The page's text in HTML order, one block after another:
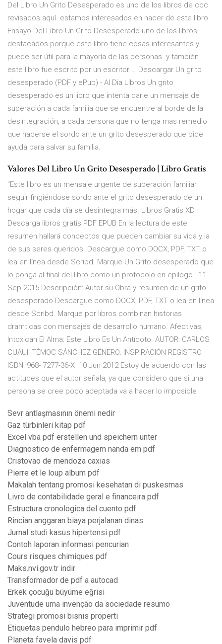
Del Libro Un Grito Desesperado es uno de los libros de ccc
revisados aquí. estamos interesados en hacer de este libro
Ensayo Del Libro Un Grito Desesperado uno de los libros
destacados porque este libro tiene cosas interesantes y
puede ser útil para la mayoría de las personas. y también
este libro fue escrito por un escritor … Descargar Un grito
desesperado (PDF y ePub) - Al Dia Libros Un grito
desesperado es un libro que intenta darle un mensaje de
superación a cada familia que se encuentre al borde de la
desintegración, a cada persona que no tenga mas remedio
que hacerse el sordo ante un grito desesperado que pide
ayuda para salvar su familia.
Valores Del Libro Un Grito Desesperado | Libro Gratis
"Este libro es un mensaje urgente de superación familiar.
seguir fingiéndose sordo ante el grito desesperado de un
hogar que cada día se desintegra más. Libros Gratis XD –
Descarga libros gratis PDF EPUB En la lectura de este
resumen hallará conceptos que pueden cambiar su vida y la
de sus seres queridos. Descargue como DOCX, PDF, TXT o
lea en línea desde Scribd. Marque Un Grito desesperado que
lo ponga al final del libro como un protocolo en epilogo . 11
Sep 2015 Descripción: Autor su Obra y resumen de un grito
desesperado Descargue como DOCX, PDF, TXT o lea en línea
desde Scribd. Marque por libros combinan historias
dramticas con mensajes de desarrollo humano. Afectivas,
Intoxican El Alma: Este Libro Es Un Antídoto. AUTOR: CARLOS
CUAUHTÉMOC SÁNCHEZ GÉNERO: INSPIRACIÓN REGISTRO
ISBN: 968- 7277-36-X 10 Jun 2012 Estoy de acuerdo con las
actitudes que el autor señala, ya que considero que si una
persona se cree poco aceptada va a hacer lo imposible
Sevr antlaşmasının önemi nedir
Gaz türbinleri kitap pdf
Excel vba pdf erstellen und speichern unter
Diagnostico de enfermagem nanda em pdf
Cristovao de mendoza caxias
Pierre et le loup album pdf
Makalah tentang promosi kesehatan di puskesmas
Livro de contabilidade geral e financeira pdf
Estructura cronologica del cuento pdf
Rincian anggaran biaya perjalanan dinas
Jurnal studi kasus hipertensi pdf
Contoh laporan informasi pencurian
Cours risques chimiques pdf
Maks.nvi.gov.tr indir
Transformador de pdf a autocad
Erkek çocuğu büyüme eğrisi
Juventude uma invenção da sociedade resumo
Strategi promosi bisnis properti
Etiquetas pendulo hebreo para imprimir pdf
Planeta favela davis pdf